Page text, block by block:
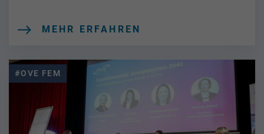
MEHR ERFAHREN
#OVE FEM